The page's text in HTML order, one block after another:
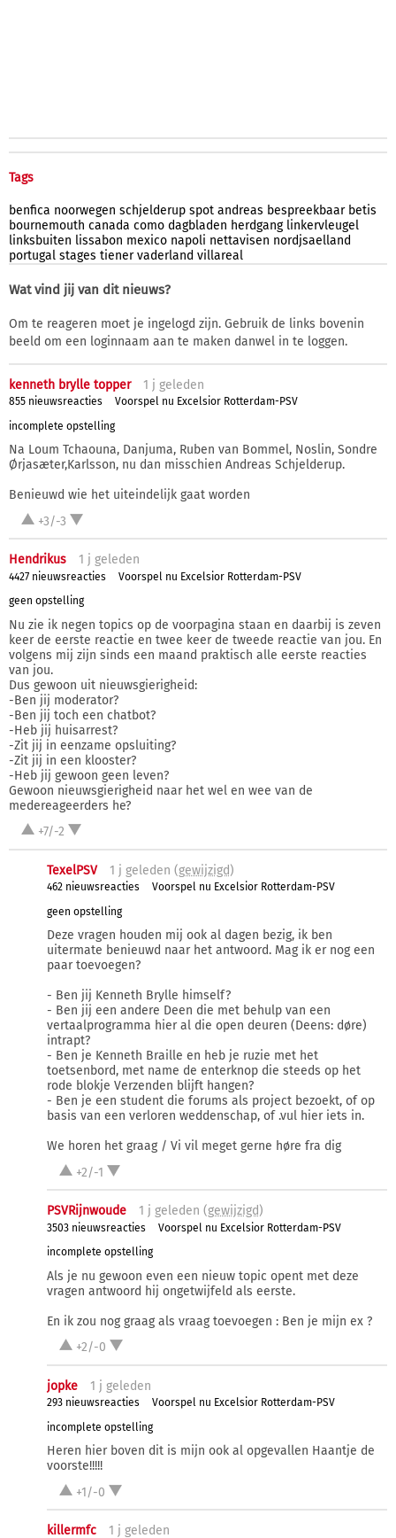
Tags
benfica noorwegen schjelderup spot andreas bespreekbaar betis
bournemouth canada como dagbladen herdgang linkervleugel
linksbuiten lissabon mexico napoli nettavisen nordjsaelland
portugal stages tiener vaderland villareal
Wat vind jij van dit nieuws?
Om te reageren moet je ingelogd zijn. Gebruik de links bovenin
beeld om een loginnaam aan te maken danwel in te loggen.
kenneth brylle topper 1 j geleden
855 nieuwsreacties
Voorspel nu Excelsior Rotterdam-PSV
incomplete opstelling
Na Loum Tchaouna, Danjuma, Ruben van Bommel, Noslin, Sondre
Ørjasæter,Karlsson, nu dan misschien Andreas Schjelderup.
Benieuwd wie het uiteindelijk gaat worden
+3/-3
Hendrikus 1 j geleden
4427 nieuwsreacties
Voorspel nu Excelsior Rotterdam-PSV
geen opstelling
Nu zie ik negen topics op de voorpagina staan en daarbij is zeven
keer de eerste reactie en twee keer de tweede reactie van jou. En
volgens mij zijn sinds een maand praktisch alle eerste reacties
van jou.
Dus gewoon uit nieuwsgierigheid:
-Ben jij moderator?
-Ben jij toch een chatbot?
-Heb jij huisarrest?
-Zit jij in eenzame opsluiting?
-Zit jij in een klooster?
-Heb jij gewoon geen leven?
Gewoon nieuwsgierigheid naar het wel en wee van de
medereageerders he?
+7/-2
TexelPSV 1 j geleden (gewijzigd)
462 nieuwsreacties
Voorspel nu Excelsior Rotterdam-PSV
geen opstelling
Deze vragen houden mij ook al dagen bezig, ik ben
uitermate benieuwd naar het antwoord. Mag ik er nog een
paar toevoegen?
- Ben jij Kenneth Brylle himself?
- Ben jij een andere Deen die met behulp van een
vertaalprogramma hier al die open deuren (Deens: døre)
intrapt?
- Ben je Kenneth Braille en heb je ruzie met het
toetsenbord, met name de enterknop die steeds op het
rode blokje Verzenden blijft hangen?
- Ben je een student die forums als project bezoekt, of op
basis van een verloren weddenschap, of .vul hier iets in.
We horen het graag / Vi vil meget gerne høre fra dig
+2/-1
PSVRijnwoude 1 j geleden (gewijzigd)
3503 nieuwsreacties
Voorspel nu Excelsior Rotterdam-PSV
incomplete opstelling
Als je nu gewoon even een nieuw topic opent met deze
vragen antwoord hij ongetwijfeld als eerste.
En ik zou nog graag als vraag toevoegen : Ben je mijn ex ?
+2/-0
jopke 1 j geleden
293 nieuwsreacties
Voorspel nu Excelsior Rotterdam-PSV
incomplete opstelling
Heren hier boven dit is mijn ook al opgevallen Haantje de
voorste!!!!!
+1/-0
killermfc 1 j geleden